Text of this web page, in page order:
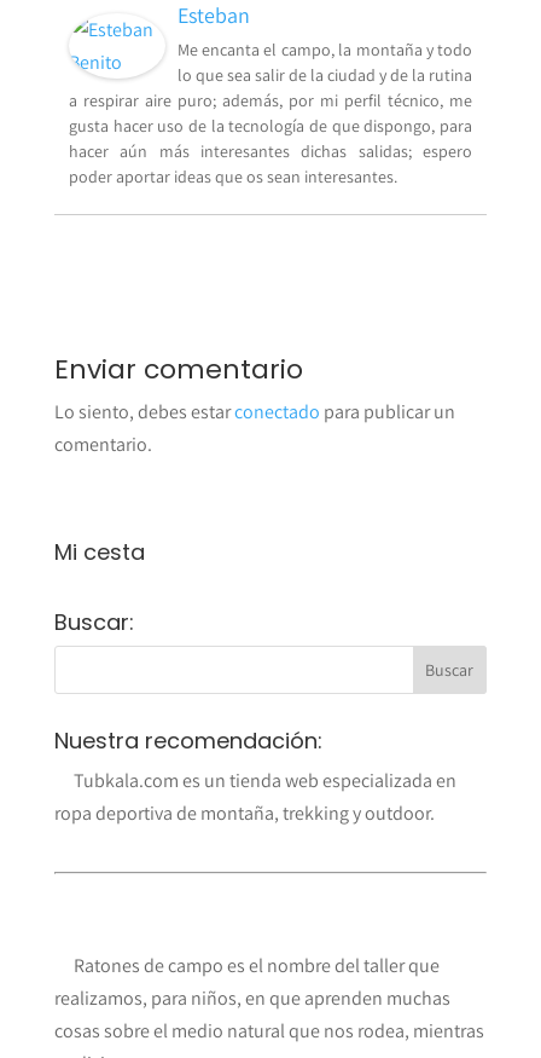
Esteban
Me encanta el campo, la montaña y todo
lo que sea salir de la ciudad y de la rutina
a respirar aire puro; además, por mi perfil técnico, me
gusta hacer uso de la tecnología de que dispongo, para
hacer aún más interesantes dichas salidas; espero
poder aportar ideas que os sean interesantes.
Enviar comentario
Lo siento, debes estarconectado para publicar un
comentario.
Mi cesta
Buscar:
Nuestra recomendación:
Tubkala.com es un tienda web especializada en
ropa deportiva de montaña, trekking y outdoor.
Ratones de campo es el nombre del taller que
realizamos, para niños, en que aprenden muchas
cosas sobre el medio natural que nos rodea, mientras